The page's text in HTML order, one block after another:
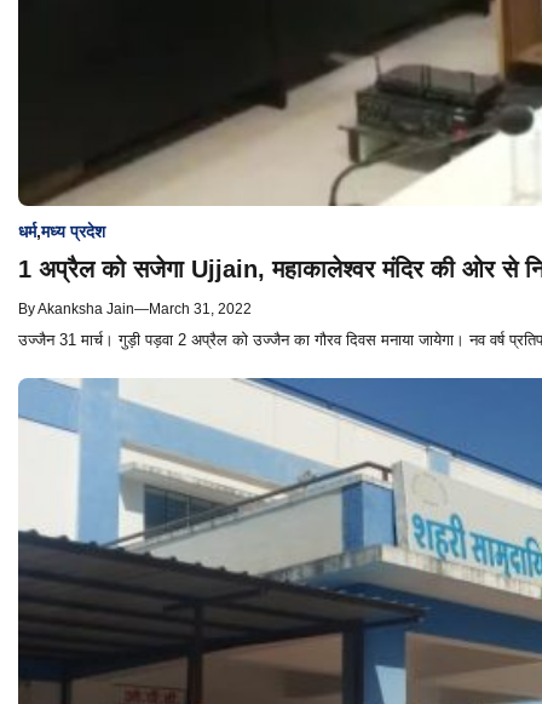
धर्म,मध्य प्रदेश
1 अप्रैल को सजेगा Ujjain, महाकालेश्‍वर मंदिर की ओर से
ByAkanksha Jain—March 31, 2022
उज्जैन 31 मार्च। गुड़ी पड़वा 2 अप्रैल को उज्जैन का गौरव दिवस मनाया जायेगा। नव वर्ष